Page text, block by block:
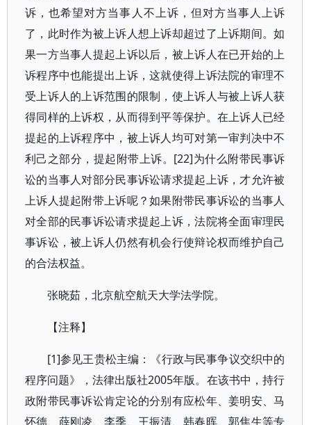
诉，也希望对方当事人不上诉，但对方当事人上诉
了，此时作为被上诉人想上诉却超过了上诉期间。如
果一方当事人提起上诉以后，被上诉人在已开始的上
诉程序中也能提出上诉，这就使得上诉法院的审理不
受上诉人的上诉范围的限制，使上诉人与被上诉人获
得同样的上诉权，从而得到平等保护。在上诉人已经
提起的上诉程序中，被上诉人均可对第一审判决中不
利己之部分，提起附带上诉。[22]为什么附带民事诉
讼的当事人对部分民事诉讼请求提起上诉，才允许被
上诉人提起附带上诉呢？如果附带民事诉讼的当事人
对全部的民事诉讼请求提起上诉，法院将全面审理民
事诉讼，被上诉人仍然有机会行使辩论权而维护自己
的合法权益。
张晓茹，北京航空航天大学法学院。
【注释】
[1]参见王贵松主编：《行政与民事争议交织中的
程序问题》，法律出版社2005年版。在该书中，持行
政附带民事诉讼肯定论的分别有应松年、姜明安、马
怀德、薛刚凌、李季、王振清、韩春晖、郭焦生等专